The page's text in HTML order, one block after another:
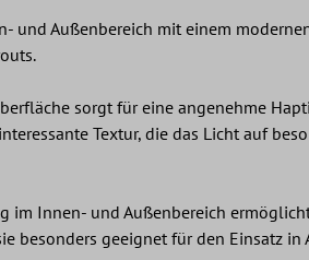
Außenbereich mit einem
sorgt für eine angenehme
Textur, die das Licht auf
Innen- und Außenbereich
besonders geeignet für den Einsatz